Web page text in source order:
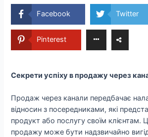
Facebook Twitter
Pinterest
Секрети успіху в продажу через
Продаж через канали передбачає
відносин з посередниками, які
продукт або послугу своїм клієнтам.
продажу може бути надзвичайно